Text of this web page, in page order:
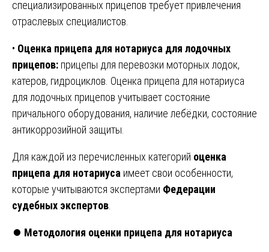
специализированных прицепов требует привлечения
отраслевых специалистов.
• Оценка прицепа для нотариуса для лодочных
прицепов: прицепы для перевозки моторных лодок,
катеров, гидроциклов. Оценка прицепа для нотариуса
для лодочных прицепов учитывает состояние
причального оборудования, наличие лебёдки, состояние
антикоррозийной защиты.
Для каждой из перечисленных категорий оценка
прицепа для нотариуса имеет свои особенности,
которые учитываются экспертами Федерации
судебных экспертов
⏺️ Методология оценки прицепа для нотариуса